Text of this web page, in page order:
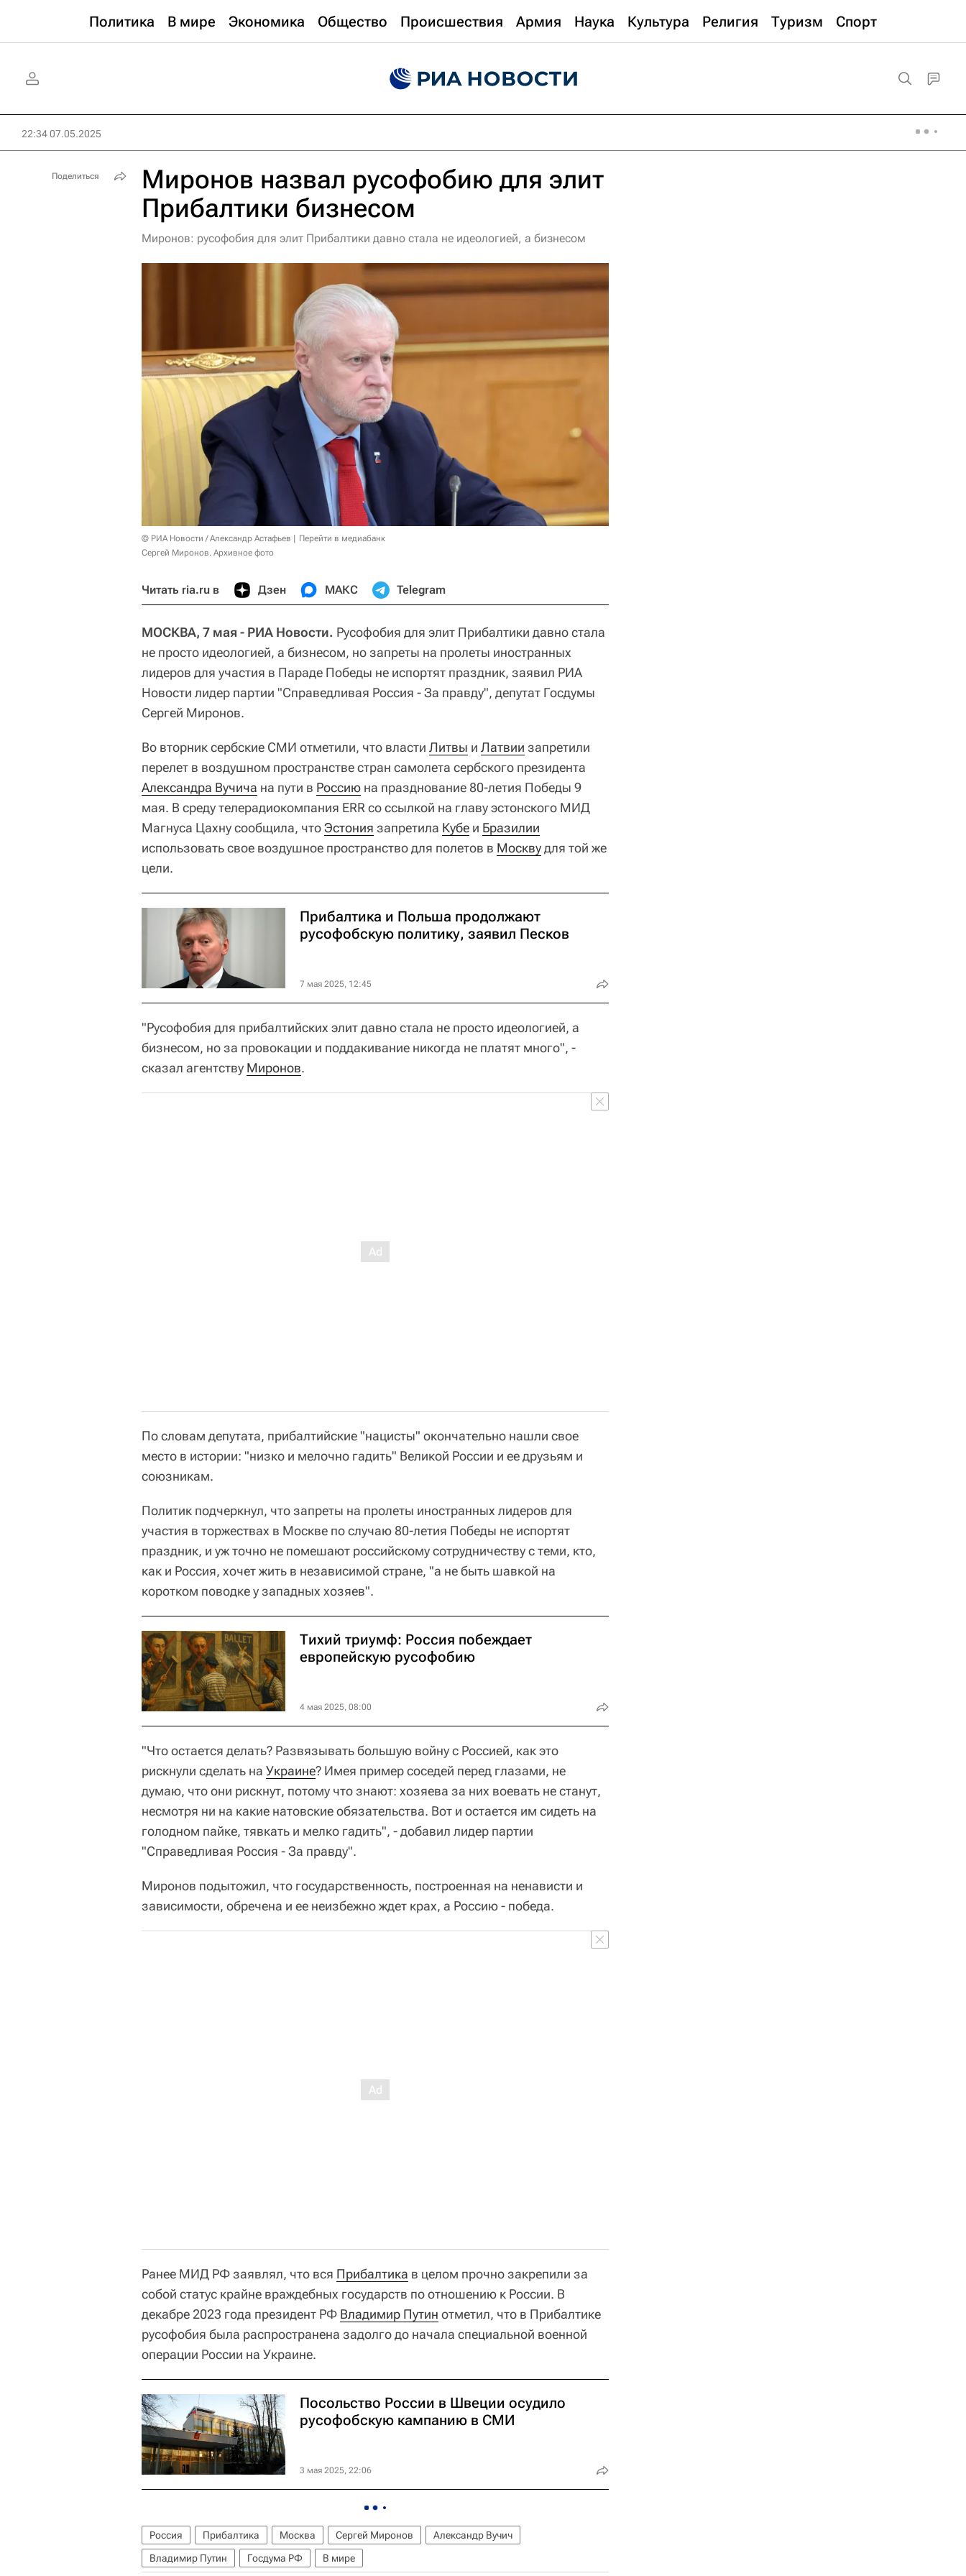
Политика В мире Экономика Общество Происшествия Армия Наука Культура Религия Туризм Спорт
22:34 07.05.2025
Миронов назвал русофобию для элит
Прибалтики бизнесом
Миронов: русофобия для элит Прибалтики давно стала не идеологией, а бизнесом
© РИА Новости / Александр Астафьев
Перейти в медиабанк
Сергей Миронов. Архивное фото
Читать ria.ru в Дзен МАКС Telegram
МОСКВА, 7 мая - РИА Новости. Русофобия для элит Прибалтики давно стала
не просто идеологией, а бизнесом, но запреты на пролеты иностранных
лидеров для участия в Параде Победы не испортят праздник, заявил РИА
Новости лидер партии "Справедливая Россия - За правду", депутат Госдумы
Сергей Миронов.
Во вторник сербские СМИ отметили, что власти Литвы и Латвии запретили
перелет в воздушном пространстве стран самолета сербского президента
Александра Вучича на пути в Россию на празднование 80-летия Победы 9
мая. В среду телерадиокомпания ERR со ссылкой на главу эстонского МИД
Магнуса Цахну сообщила, чтоЭстония запретила Кубе и Бразилии
использовать свое воздушное пространство для полетов в Москвудля той же
цели.
Прибалтика и Польша продолжают
русофобскую политику, заявил Песков
7 мая 2025, 12:45
"Русофобия для прибалтийских элит давно стала не просто идеологией, а
бизнесом, но за провокации и поддакивание никогда не платят много", -
сказал агентству Миронов.
По словам депутата, прибалтийские "нацисты" окончательно нашли свое
место в истории: "низко и мелочно гадить" Великой России и ее друзьям и
союзникам.
Политик подчеркнул, что запреты на пролеты иностранных лидеров для
участия в торжествах в Москве по случаю 80-летия Победы не испортят
праздник, и уж точно не помешают российскому сотрудничеству с теми, кто,
как и Россия, хочет жить в независимой стране, "а не быть шавкой на
коротком поводке у западных хозяев".
Тихий триумф: Россия побеждает
европейскую русофобию
4 мая 2025, 08:00
"Что остается делать? Развязывать большую войну с Россией, как это
рискнули сделать на Украине? Имея пример соседей перед глазами, не
думаю, что они рискнут, потому что знают: хозяева за них воевать не станут,
несмотря ни на какие натовские обязательства. Вот и остается им сидеть на
голодном пайке, тявкать и мелко гадить", - добавил лидер партии
"Справедливая Россия - За правду".
Миронов подытожил, что государственность, построенная на ненависти и
зависимости, обречена и ее неизбежно ждет крах, а Россию - победа.
Ранее МИД РФ заявлял, что вся Прибалтика в целом прочно закрепили за
собой статус крайне враждебных государств по отношению к России. В
декабре 2023 года президент РФ Владимир Путин отметил, что в Прибалтике
русофобия была распространена задолго до начала специальной военной
операции России на Украине.
Посольство России в Швеции осудило
русофобскую кампанию в СМИ
3 мая 2025, 22:06
Россия Прибалтика Москва Сергей Миронов
Александр Вучич
Владимир Путин
Госдума РФ В мире
Поделиться